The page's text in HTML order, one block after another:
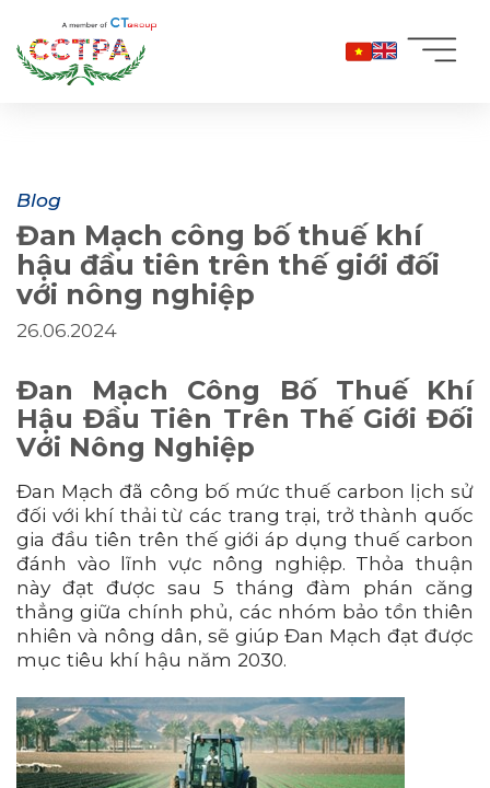
qua
nội
dung
Blog
Đan Mạch công bố thuế khí
hậu đầu tiên trên thế giới đối
với nông nghiệp
26.06.2024
Đan Mạch Công Bố Thuế Khí
Hậu Đầu Tiên Trên Thế Giới Đối
Với Nông Nghiệp
Đan Mạch đã công bố mức thuế carbon lịch sử
đối với khí thải từ các trang trại, trở thành quốc
gia đầu tiên trên thế giới áp dụng thuế carbon
đánh vào lĩnh vực nông nghiệp. Thỏa thuận
này đạt được sau 5 tháng đàm phán căng
thẳng giữa chính phủ, các nhóm bảo tồn thiên
nhiên và nông dân, sẽ giúp Đan Mạch đạt được
mục tiêu khí hậu năm 2030.